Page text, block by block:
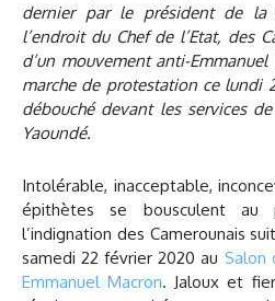
dernier par le président de la
l’endroit du Chef de l’Etat, des
d’un mouvement anti-
marche de protestation ce lundi
débouché devant les services
Yaoundé.
Intolérable, inacceptable,
épithètes se bousculent au
l’indignation des Camerounais
samedi 22 février 2020 au Salon
Emmanuel Macron. Jaloux et